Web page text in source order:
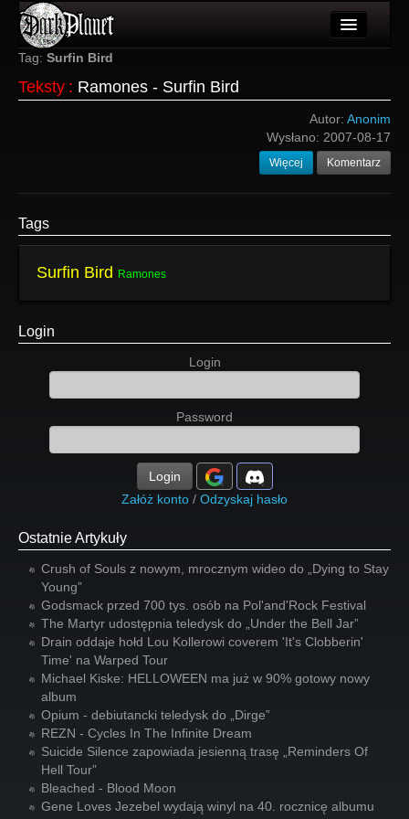
Artykuły
Użytkownicy
Więcej
Login
Tag: Surfin Bird
Teksty : Ramones - Surfin Bird
Autor: Anonim
Wysłano: 2007-08-17
Więcej Komentarz
Tags
Surfin Bird Ramones
Login
Login
Password
Login
Załóż konto / Odzyskaj hasło
Ostatnie Artykuły
Crush of Souls z nowym, mrocznym wideo do „Dying to Stay
Young”
Godsmack przed 700 tys. osób na Pol'and'Rock Festival
The Martyr udostępnia teledysk do „Under the Bell Jar”
Drain oddaje hołd Lou Kollerowi coverem 'It's Clobberin'
Time' na Warped Tour
Michael Kiske: HELLOWEEN ma już w 90% gotowy nowy
album
Opium - debiutancki teledysk do „Dirge”
REZN - Cycles In The Infinite Dream
Suicide Silence zapowiada jesienną trasę „Reminders Of
Hell Tour”
Bleached - Blood Moon
Gene Loves Jezebel wydają winyl na 40. rocznicę albumu